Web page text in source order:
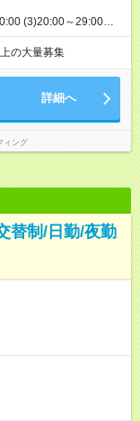
(3)20:00～29:00
の大量募集
詳細へ
ィング
替制/日勤/夜勤